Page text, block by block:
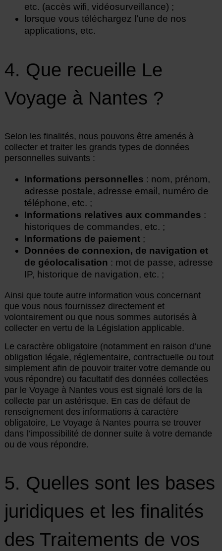
etc. (accès wifi, vidéosurveillance) ;
lorsque vous téléchargez l’une de nos
applications, etc.
4. Que recueille Le
Voyage à Nantes ?
Selon les finalités, nous pouvons être amenés à
collecter et traiter les grands types de données
personnelles suivants :
Informations personnelles : nom, prénom,
adresse postale, adresse email, numéro de
téléphone, etc. ;
Informations relatives aux commandes :
historiques de commandes, etc. ;
Informations de paiement;
Données de connexion, de navigation et
de géolocalisation : mot de passe, adresse
IP, historique de navigation, etc. ;
Ainsi que toute autre information vous concernant
que vous nous fournissez directement et
volontairement ou que nous sommes autorisés à
collecter en vertu de la Législation applicable.
Le caractère obligatoire (notamment en raison d’une
obligation légale, réglementaire, contractuelle ou tout
simplement afin de pouvoir traiter votre demande ou
vous répondre) ou facultatif des données collectées
par le Voyage à Nantes vous est signalé lors de la
collecte par un astérisque. En cas de défaut de
renseignement des informations à caractère
obligatoire, Le Voyage à Nantes pourra se trouver
dans l’impossibilité de donner suite à votre demande
ou de vous répondre.
5. Quelles sont les bases
juridiques et les finalités
des Traitements de vos